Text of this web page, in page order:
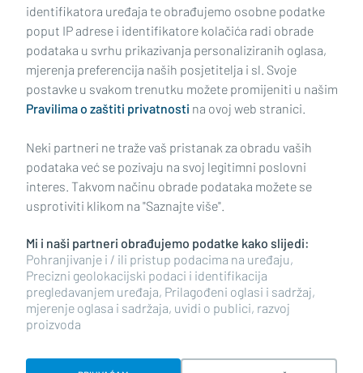
Impressum Uvjeti korištenja Politika privatnosti
Politika kolačića Kontakt Pritužbe Suradnici
Oglašavanje
RUBRIKE
BRODSKO-POSAVSKA ŽUPANIJA
POŽEŠKO-SLAVONSKA ŽUPANIJA
identifikatora uređaja te obrađujemo osobne podatke
poput IP adrese i identifikatore kolačića radi obrade
podataka u svrhu prikazivanja personaliziranih oglasa,
mjerenja preferencija naših posjetitelja i sl. Svoje
postavke u svakom trenutku možete promijeniti u našim
Pravilima o zaštiti privatnosti na ovoj web stranici.
Neki partneri ne traže vaš pristanak za obradu vaših
podataka već se pozivaju na svoj legitimni poslovni
interes. Takvom načinu obrade podataka možete se
usprotiviti klikom na "Saznajte više".
Mi i naši partneri obrađujemo podatke kako slijedi:
Pohranjivanje i / ili pristup podacima na uređaju,
Precizni geolokacijski podaci i identifikacija
pregledavanjem uređaja, Prilagođeni oglasi i sadržaj,
mjerenje oglasa i sadržaja, uvidi o publici, razvoj
proizvoda